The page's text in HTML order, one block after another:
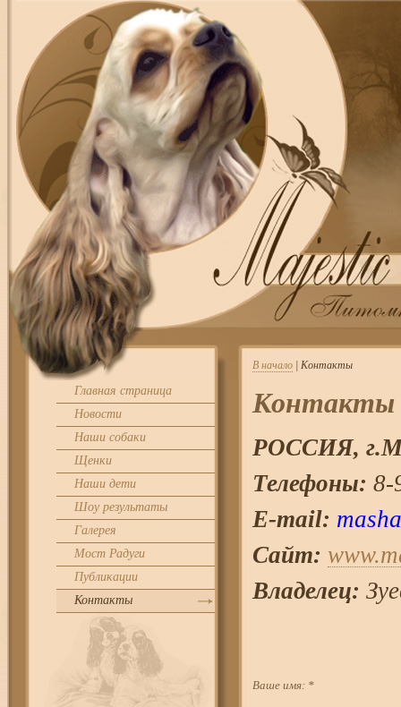
Главная страница
Новости
Наши собаки
Щенки
Наши дети
Шоу результаты
Галерея
Мост Радуги
Публикации
Контакты
В начало | Контакты
Контакты
РОССИЯ, г.
Телефоны: 8-
E-mail:
Сайт:
Владелец:
Ваше имя: *